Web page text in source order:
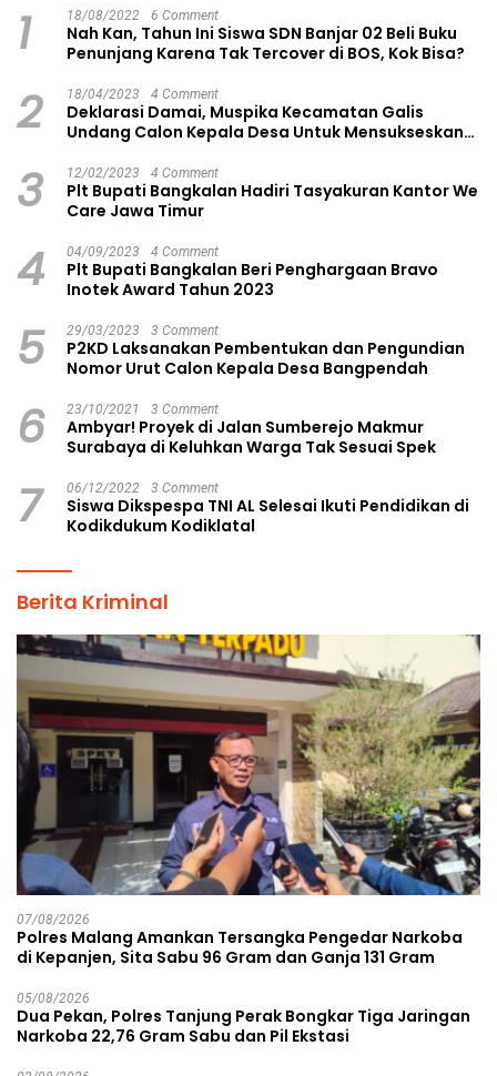
1 18/08/2022 6 Comment
Nah Kan, Tahun Ini Siswa SDN Banjar 02 Beli Buku
Penunjang Karena Tak Tercover di BOS, Kok Bisa?
2 18/04/2023 4 Comment
Deklarasi Damai, Muspika Kecamatan Galis
Undang Calon Kepala Desa Untuk Mensukseskan
3 12/02/2023 4 Comment
Plt Bupati Bangkalan Hadiri Tasyakuran Kantor We
Care Jawa Timur
4 04/09/2023 4 Comment
Plt Bupati Bangkalan Beri Penghargaan Bravo
Inotek Award Tahun 2023
5 29/03/2023 3 Comment
P2KD Laksanakan Pembentukan dan Pengundian
Nomor Urut Calon Kepala Desa Bangpendah
6 23/10/2021 3 Comment
Ambyar! Proyek di Jalan Sumberejo Makmur
Surabaya di Keluhkan Warga Tak Sesuai Spek
7 06/12/2022 3 Comment
Siswa Dikspespa TNI AL Selesai Ikuti Pendidikan di
Kodikdukum Kodiklatal
Berita Kriminal
07/08/2026
Polres Malang Amankan Tersangka Pengedar Narkoba
di Kepanjen, Sita Sabu 96 Gram dan Ganja 131 Gram
05/08/2026
Dua Pekan, Polres Tanjung Perak Bongkar Tiga Jaringan
Narkoba 22,76 Gram Sabu dan Pil Ekstasi